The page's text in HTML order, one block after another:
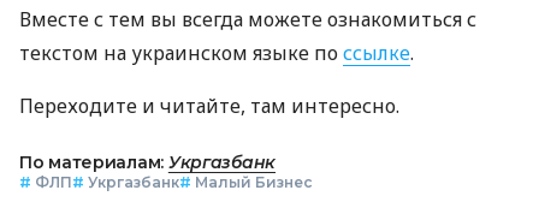
Вместе с тем вы всегда можете ознакомиться с
текстом на украинском языке поссылке.
Переходите и читайте, там интересно.
По материалам: Укргазбанк
# ФЛП# Укргазбанк# Малый Бизнес